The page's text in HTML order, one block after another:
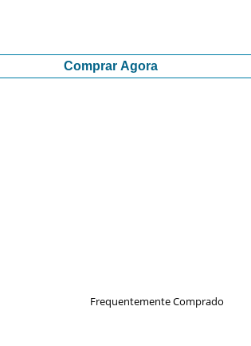
Comprar Agora
Frequentemente Comprado